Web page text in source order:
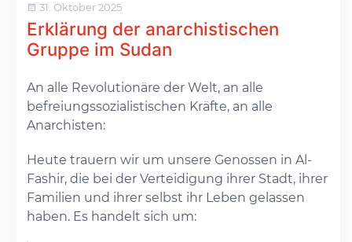
31. Oktober 2025
Erklärung der anarchistischen
Gruppe im Sudan
An alle Revolutionäre der Welt, an alle
befreiungssozialistischen Kräfte, an alle
Anarchisten:
Heute trauern wir um unsere Genossen in Al-
Fashir, die bei der Verteidigung ihrer Stadt, ihrer
Familien und ihrer selbst ihr Leben gelassen
haben. Es handelt sich um: